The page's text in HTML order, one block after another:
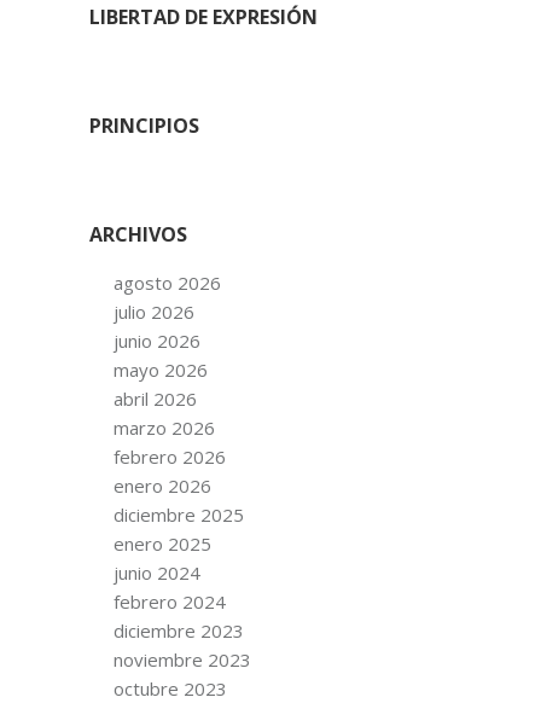
LIBERTAD DE EXPRESIÓN
PRINCIPIOS
ARCHIVOS
agosto 2026
julio 2026
junio 2026
mayo 2026
abril 2026
marzo 2026
febrero 2026
enero 2026
diciembre 2025
enero 2025
junio 2024
febrero 2024
diciembre 2023
noviembre 2023
octubre 2023